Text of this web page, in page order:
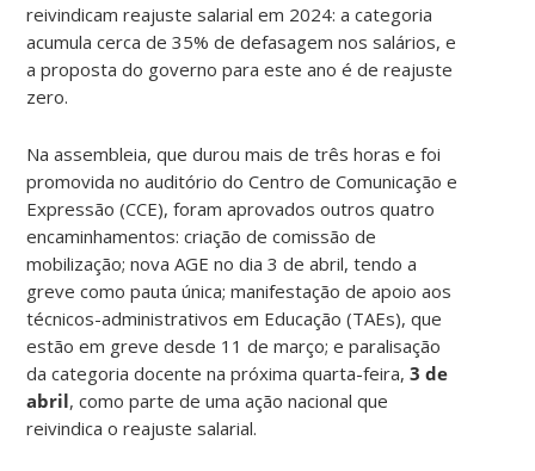
reivindicam reajuste salarial em 2024: a categoria
acumula cerca de 35% de defasagem nos salários, e
a proposta do governo para este ano é de reajuste
zero.
Na assembleia, que durou mais de três horas e foi
promovida no auditório do Centro de Comunicação e
Expressão (CCE), foram aprovados outros quatro
encaminhamentos: criação de comissão de
mobilização; nova AGE no dia 3 de abril, tendo a
greve como pauta única; manifestação de apoio aos
técnicos-administrativos em Educação (TAEs), que
estão em greve desde 11 de março; e paralisação
da categoria docente na próxima quarta-feira,3 de
abril, como parte de uma ação nacional que
reivindica o reajuste salarial.